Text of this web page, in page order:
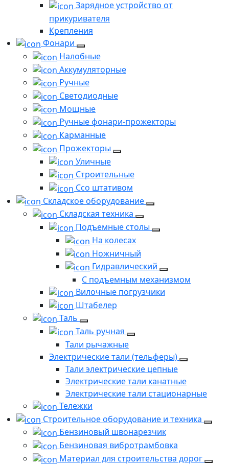
Зарядное устройство от
прикуривателя
Крепления
Фонари
Налобные
Аккумуляторные
Ручные
Светодиодные
Мощные
Ручные фонари-прожекторы
Карманные
Прожекторы
Уличные
Строительные
Ссо штативом
Складское оборудование
Складская техника
Подъемные столы
На колесах
Ножничный
Гидравлический
С подъемным механизмом
Вилочные погрузчики
Штабелер
Таль
Таль ручная
Тали рычажные
Электрические тали (тельферы)
Тали электрические цепные
Электрические тали канатные
Электрические тали стационарные
Тележки
Строительное оборудование и техника
Бензиновый швонарезчик
Бензиновая вибротрамбовка
Материал для строительства дорог